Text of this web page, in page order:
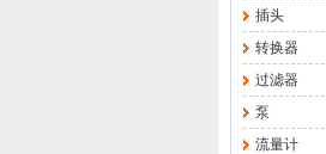
插头
转换器
过滤器
泵
流量计